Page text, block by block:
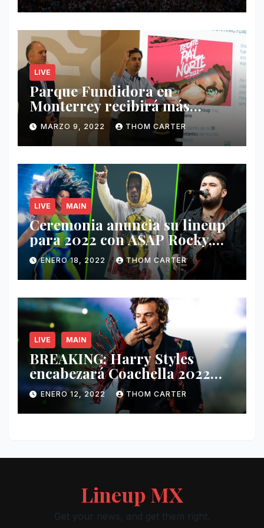
LIVE
Parque Fundidora en
Monterrey recibirá más
ingresos por festivales de
Música.
MARZO 9, 2022 THOM CARTER
LIVE MAIN
Ceremonia anuncia su lineup
para 2022 con A$AP Rocky,
Nathy Peluso, Noah Pino Palo
y más.
ENERO 18, 2022 THOM CARTER
LIVE MAIN
BREAKING: Harry Styles
encabezará Coachella 2022
junto a Kanye West y Billie
Eilish.
ENERO 12, 2022 THOM CARTER
Lineup MX
Get your news, and get them right.